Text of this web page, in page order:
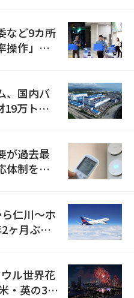
など9カ所
操作」の
、国内バ
19万トン
が過去最
体制を点
仁川〜ホ
ヶ月ぶり
ル世界花
・英の3カ